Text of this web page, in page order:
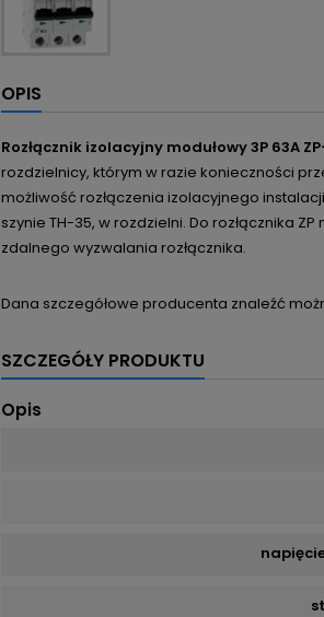
OPIS
Rozłącznik izolacyjny modułowy 3P 63A
rozdzielnicy, którym w razie konieczności
możliwość rozłączenia izolacyjnego
szynie TH-35, w rozdzielni. Do rozłącznika
zdalnego wyzwalania rozłącznika.
Dana szczegółowe producenta znaleźć
SZCZEGÓŁY PRODUKTU
Opis